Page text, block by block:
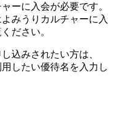
ーに入会が必要です。
みうりカルチャーに入
ださい。
込みされたい方は、
したい優待名を入力し